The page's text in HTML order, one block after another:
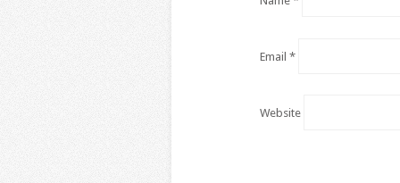
Email *
Website